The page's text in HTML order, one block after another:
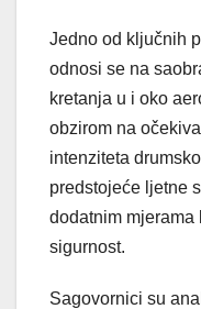
Jedno od ključnih
odnosi se na
kretanja u i oko
obzirom na
intenziteta
predstojeće ljetne
dodatnim mjerama
sigurnost.
Sagovornici su